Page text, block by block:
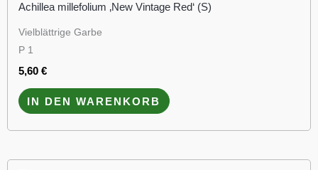
Achillea millefolium ‚New Vintage Red‘ (S)
Vielblättrige Garbe
P 1
5,60 €
IN DEN WARENKORB